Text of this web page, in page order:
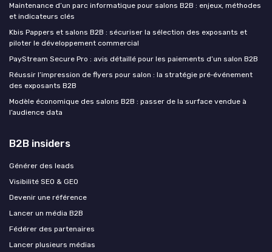
Maintenance d’un parc informatique pour salons B2B : enjeux, méthodes
et indicateurs clés
Kbis Pappers et salons B2B : sécuriser la sélection des exposants et
piloter le développement commercial
PayStream Secure Pro : avis détaillé pour les paiements d’un salon B2B
Réussir l’impression de flyers pour salon : la stratégie pré‑événement
des exposants B2B
Modèle économique des salons B2B : passer de la surface vendue à
l’audience data
B2B insiders
Générer des leads
Visibilité SEO & GEO
Devenir une référence
Lancer un média B2B
Fédérer des partenaires
Lancer plusieurs médias